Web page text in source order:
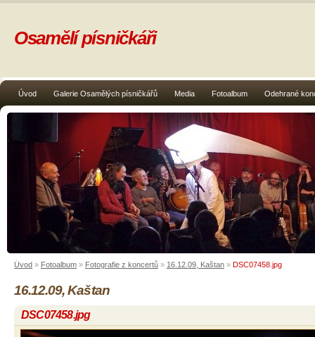
Úvod Galerie Osamělých písničkářů Media Fotoalbum Odehrané
Osamělí písničkáři
Úvod » Fotoalbum » Fotografie z koncertů » 16.12.09, Kaštan » DSC07458.jpg
16.12.09, Kaštan
DSC07458.jpg